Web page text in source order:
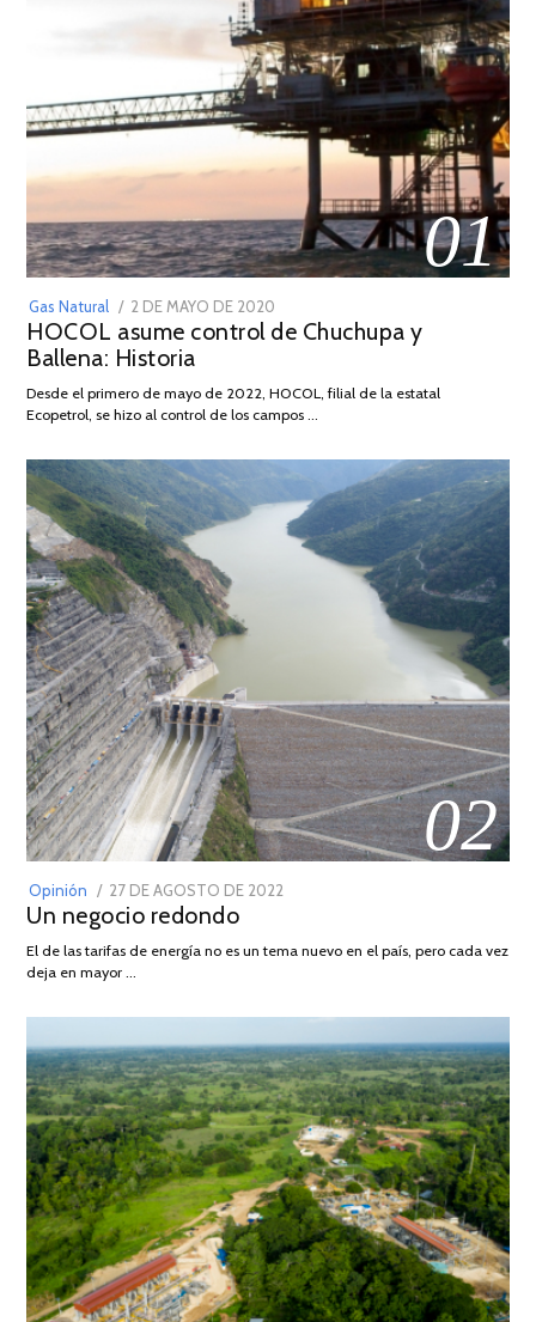
01
Gas Natural
POSTED
ON
2 DE MAYO DE 2020
DE
2026
HOCOL asume control de Chuchupa y
Ballena: Historia
Desde el primero de mayo de 2022, HOCOL, filial de la estatal
Ecopetrol, se hizo al control de los campos …
02
Opinión
POSTED
ON
27 DE AGOSTO DE 2022
DE
Un negocio redondo
El de las tarifas de energía no es un tema nuevo en el país, pero cada vez
deja en mayor …